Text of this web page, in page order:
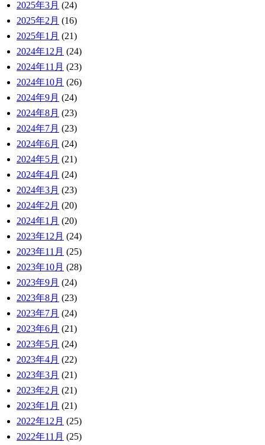
2025年3月 (24)
2025年2月 (16)
2025年1月 (21)
2024年12月 (24)
2024年11月 (23)
2024年10月 (26)
2024年9月 (24)
2024年8月 (23)
2024年7月 (23)
2024年6月 (24)
2024年5月 (21)
2024年4月 (24)
2024年3月 (23)
2024年2月 (20)
2024年1月 (20)
2023年12月 (24)
2023年11月 (25)
2023年10月 (28)
2023年9月 (24)
2023年8月 (23)
2023年7月 (24)
2023年6月 (21)
2023年5月 (24)
2023年4月 (22)
2023年3月 (21)
2023年2月 (21)
2023年1月 (21)
2022年12月 (25)
2022年11月 (25)